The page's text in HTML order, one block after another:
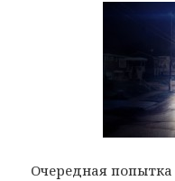
Очередная